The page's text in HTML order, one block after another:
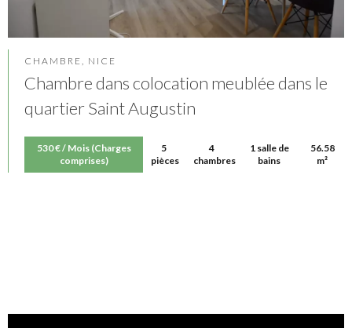
CHAMBRE, NICE
Chambre dans colocation meublée dans le
quartier Saint Augustin
530 € / Mois (Charges
comprises)
5
pièces
4
chambres
1 salle de
bains
56.58
m²